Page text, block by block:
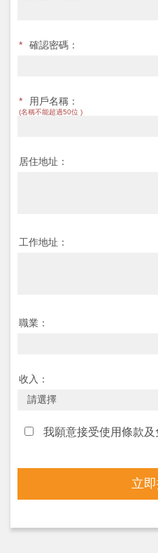
* 確認密碼：
* 用戶名稱：
(名稱不能超過50位 )
居住地址：
工作地址：
職業：
收入：
我願意接受使用條款